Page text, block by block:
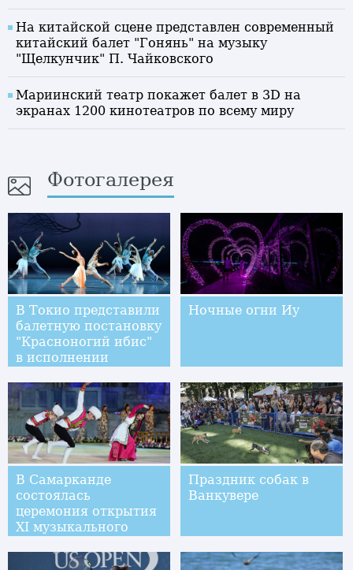
На китайской сцене представлен современный
китайский балет "Гонянь" на музыку
"Щелкунчик" П. Чайковского
Мариинский театр покажет балет в 3D на
экранах 1200 кинотеатров по всему миру
Фотогалерея
В Токио представили
балетную постановку
"Красноногий ибис"
в исполнении
Ночные огни Иу
В Самарканде
состоялась
церемония открытия
XI музыкального
тароналари"
Праздник собак в
Ванкувере